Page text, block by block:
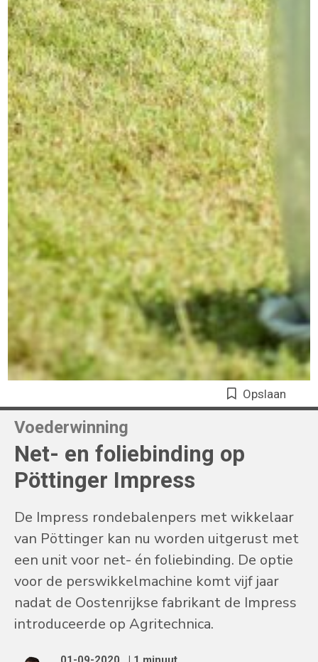
Opslaan
Voederwinning
Net- en foliebinding op
Pöttinger Impress
De Impress rondebalenpers met wikkelaar
van Pöttinger kan nu worden uitgerust met
een unit voor net- én foliebinding. De optie
voor de perswikkelmachine komt vijf jaar
nadat de Oostenrijkse fabrikant de Impress
introduceerde op Agritechnica.